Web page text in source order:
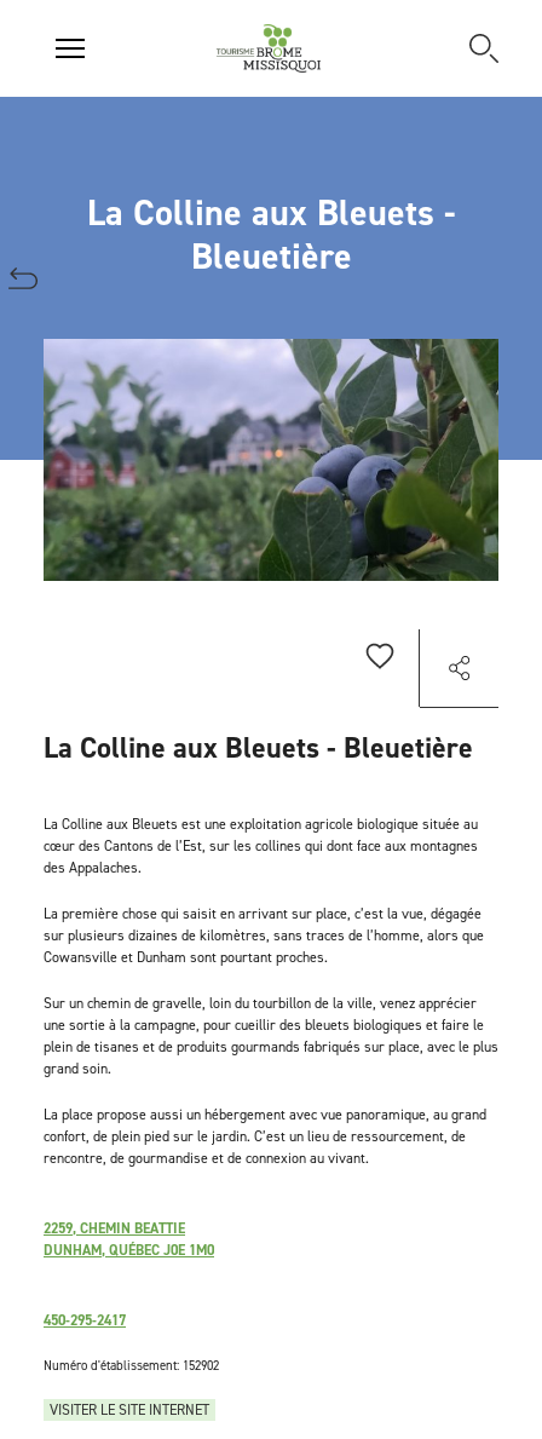
La Colline aux Bleuets -
Bleuetière
2259, CHEMIN BEATTIE
DUNHAM, QUÉBEC J0E 1M0
450-295-2417
Numéro d'établissement: 152902
VISITER LE SITE INTERNET
La Colline aux Bleuets - Bleuetière
La Colline aux Bleuets est une exploitation agricole biologique située au
cœur des Cantons de l’Est, sur les collines qui dont face aux montagnes
des Appalaches.
La première chose qui saisit en arrivant sur place, c’est la vue, dégagée
sur plusieurs dizaines de kilomètres, sans traces de l’homme, alors que
Cowansville et Dunham sont pourtant proches.
Sur un chemin de gravelle, loin du tourbillon de la ville, venez apprécier
une sortie à la campagne, pour cueillir des bleuets biologiques et faire le
plein de tisanes et de produits gourmands fabriqués sur place, avec le plus
grand soin.
La place propose aussi un hébergement avec vue panoramique, au grand
confort, de plein pied sur le jardin. C’est un lieu de ressourcement, de
rencontre, de gourmandise et de connexion au vivant.